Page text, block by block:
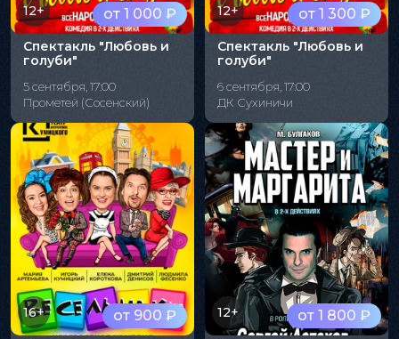
от 1 000 ₽
12+
Спектакль "Любовь и
голуби"
5 сентября, 17:00
Прометей (Сосенский)
от 1 300 ₽
12+
Спектакль "Любовь и
голуби"
6 сентября, 17:00
ДК Сухиничи
от 900 ₽
16+ от 1 800 ₽
12+